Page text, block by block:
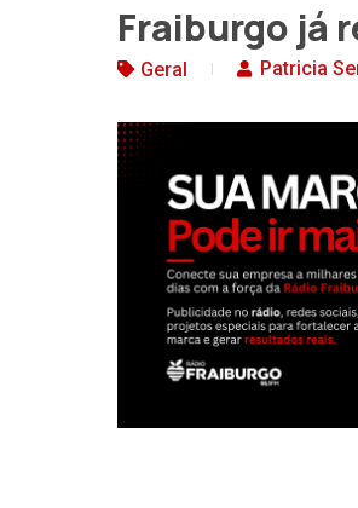
Fraiburgo já
Geral Patricia